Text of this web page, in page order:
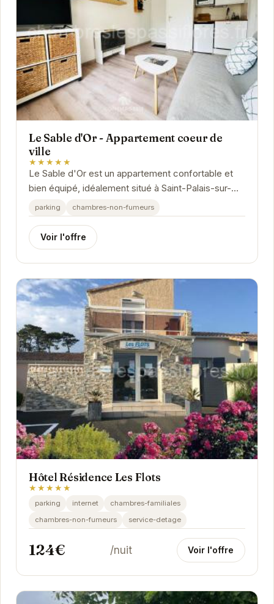
Le Sable d'Or - Appartement coeur de
ville
★★★★★
Le Sable d'Or est un appartement confortable et
bien équipé, idéalement situé à Saint-Palais-sur-
Mer. Proche des plages et des commerces, il...
parking chambres-non-fumeurs
Voir l'offre
Hôtel Résidence Les Flots
★★★★★
parking internet
chambres-familiales
chambres-non-fumeurs
service-detage
124€ /nuit Voir l'offre